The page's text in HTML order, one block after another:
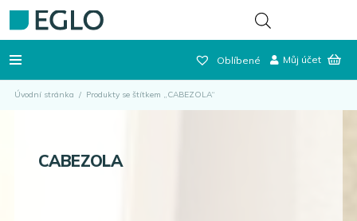
Oblíbené Můj účet
Úvodní stránka / Produkty se štítkem „CABEZOLA“
CABEZOLA